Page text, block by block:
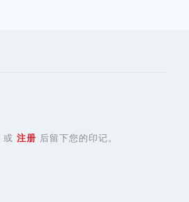
或 注册 后留下您的印记。